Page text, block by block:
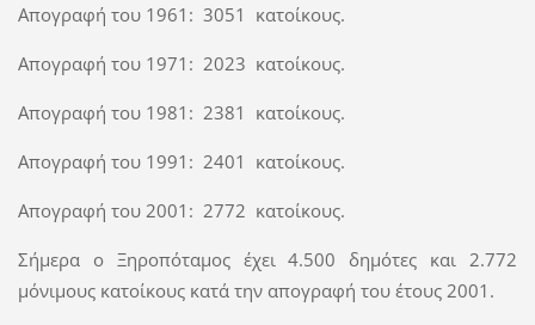
Απογραφή του 1961: 3051 κατοίκους.
Απογραφή του 1971: 2023 κατοίκους.
Απογραφή του 1981: 2381 κατοίκους.
Απογραφή του 1991: 2401 κατοίκους.
Απογραφή του 2001: 2772 κατοίκους.
Σήμερα ο Ξηροπόταμος έχει 4.500 δημότες και 2.772
μόνιμους κατοίκους κατά την απογραφή του έτους 2001.